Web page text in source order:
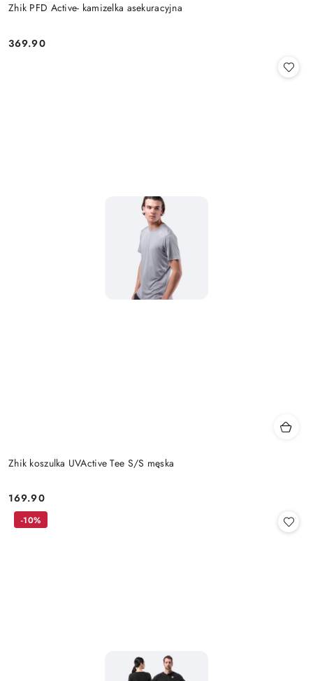
Zhik PFD Active- kamizelka asekuracyjna
Cena:
369.90
Zhik koszulka UVActive Tee S/S męska
Cena:
169.90
-10%